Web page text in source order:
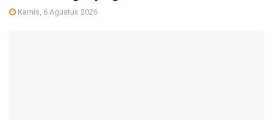
Kamis, 6 Agustus 2026